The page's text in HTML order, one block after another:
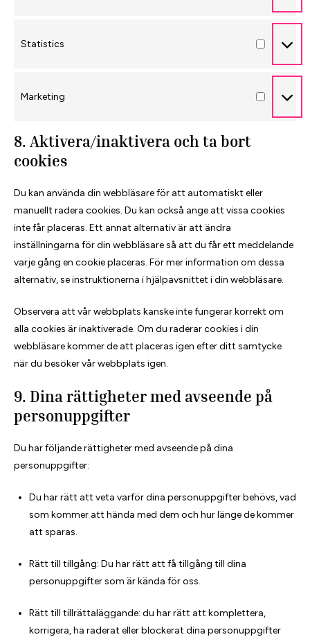
Statistics
Statistics
Marketing
Marketing
8. Aktivera/inaktivera och ta bort
cookies
Du kan använda din webbläsare för att automatiskt eller
manuellt radera cookies. Du kan också ange att vissa cookies
inte får placeras. Ett annat alternativ är att ändra
inställningarna för din webbläsare så att du får ett meddelande
varje gång en cookie placeras. För mer information om dessa
alternativ, se instruktionerna i hjälpavsnittet i din webbläsare.
Observera att vår webbplats kanske inte fungerar korrekt om
alla cookies är inaktiverade. Om du raderar cookies i din
webbläsare kommer de att placeras igen efter ditt samtycke
när du besöker vår webbplats igen.
9. Dina rättigheter med avseende på
personuppgifter
Du har följande rättigheter med avseende på dina
personuppgifter:
Du har rätt att veta varför dina personuppgifter behövs, vad
som kommer att hända med dem och hur länge de kommer
att sparas.
Rätt till tillgång: Du har rätt att få tillgång till dina
personuppgifter som är kända för oss.
Rätt till tillrättaläggande: du har rätt att komplettera,
korrigera, ha raderat eller blockerat dina personuppgifter